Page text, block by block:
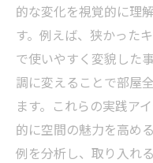
リフォーム実
法
ビフォーアフ
おしゃれリフ
め
戸建てリフ
的な変化を視覚的に理
す。例えば、狭かった
で使いやすく変貌した
調に変えることで部屋
ます。これらの実践ア
的に空間の魅力を高め
例を分析し、取り入れ